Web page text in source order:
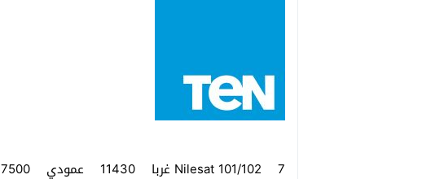
Nilesat 101/102 7 غربا 11430 عمودي 27500 5/6 مفتوح